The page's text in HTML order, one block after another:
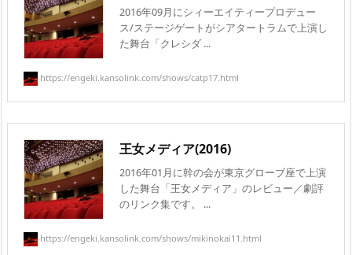
2016年09月にシィーエイティープロデュー
ス/ステージゲートがシアタートラムで上演し
た舞台「クレシダ ...
https://engeki.kansolink.com/shows/catp17.html
王女メディア(2016)
2016年01月に幹の会が東京グローブ座で上演
した舞台「王女メディア」のレビュー／劇評
のリンク集です。 ...
https://engeki.kansolink.com/shows/mikinokai11.html